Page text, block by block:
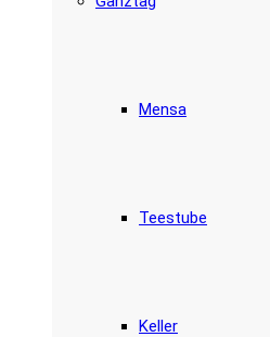
Mensa
Teestube
Keller